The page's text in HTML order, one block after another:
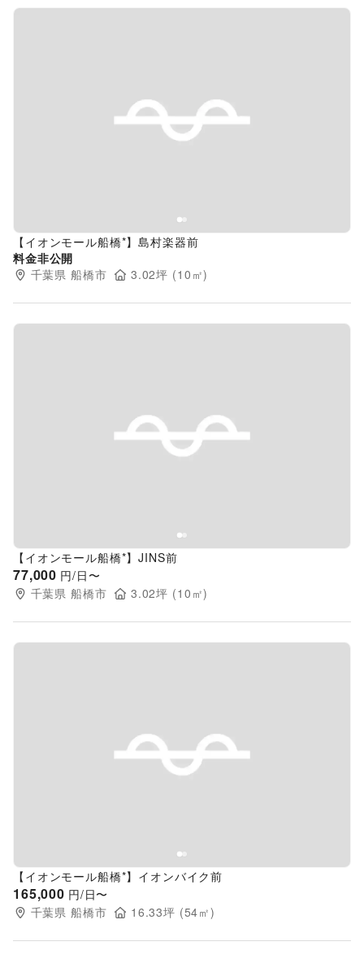
Previous slide
【イオンモール船橋*】島村楽器前
料金非公開
千葉県 船橋市 3.02坪 (10 ㎡)
Previous slide
【イオンモール船橋*】JINS前
77,000 円/日〜
千葉県 船橋市 3.02坪 (10 ㎡)
Previous slide
【イオンモール船橋*】イオンバイク前
165,000 円/日〜
千葉県 船橋市 16.33坪 (54㎡)